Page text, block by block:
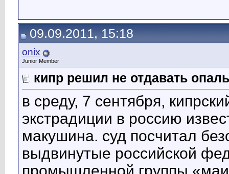
09.09.2011, 15:18
onix
Junior Member
кипр решил не отдавать
в среду, 7 сентября,
экстрадиции в россию
макушина. суд посчитал
выдвинутые российской